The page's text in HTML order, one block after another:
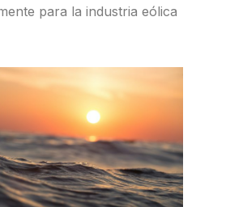
para la industria eólica